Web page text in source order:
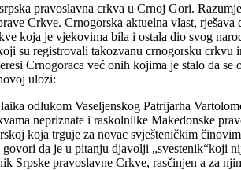
pravoslavna crkva u Crnoj Gori.
Crkve. Crnogorska aktuelna vlast,
koja je vjekovima bila i ostala dio svog
su registrovali takozvanu crnogorsku crkvu
Crnogoraca već onih kojima je stalo da se
ulozi:
odlukom Vaseljenskog Patrijarha
nepriznate i raskolnilke Makedonske
koja trguje za novac svješteničkim
da je u pitanju djavolji „svestenik“koji
pravoslavne Crkve, rasčinjen a za